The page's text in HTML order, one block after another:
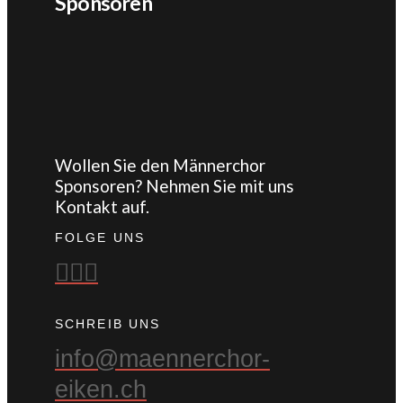
Wollen Sie den Männerchor
Sponsoren? Nehmen Sie mit uns
Kontakt auf.
FOLGE UNS
SCHREIB UNS
info@maennerchor-
eiken.ch